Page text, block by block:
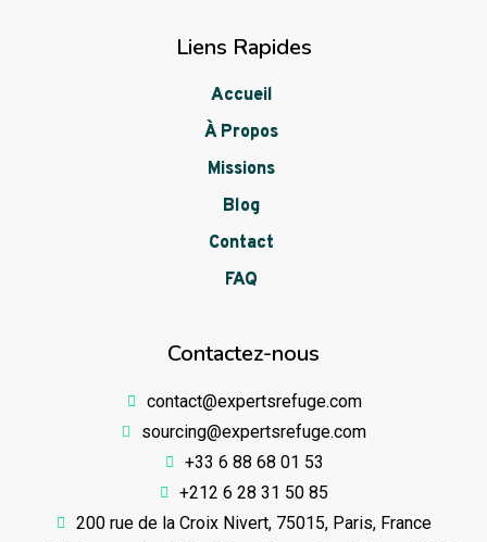
Liens Rapides
Accueil
À Propos
Missions
Blog
Contact
FAQ
Contactez-nous
contact@expertsrefuge.com
sourcing@expertsrefuge.com
+33 6 88 68 01 53
+212 6 28 31 50 85
200 rue de la Croix Nivert, 75015, Paris, France